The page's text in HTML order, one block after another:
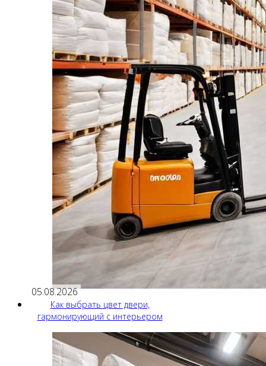
05.08.2026
Как выбрать цвет двери,
гармонирующий с интерьером